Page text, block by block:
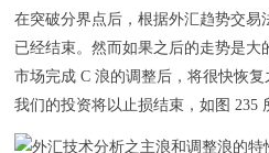
在突破分界点后，根据外汇趋势交
已经结束。然而如果之后的走势是大
市场完成 C 浪的调整后，将很快恢
我们的投资将以止损结束，如图 235